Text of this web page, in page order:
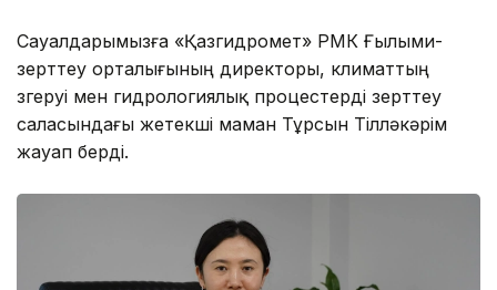
Сауалдарымызға «Қазгидромет» РМК Ғылыми-
зерттеу орталығының директоры, климаттың
өзгеруі мен гидрологиялық процестерді зерттеу
саласындағы жетекші маман Тұрсын Тілләкәрім
жауап берді.